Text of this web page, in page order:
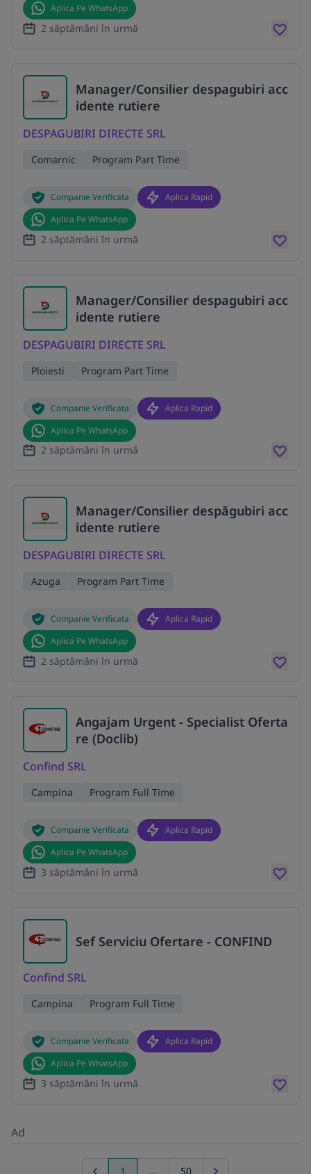
Aplica Pe WhatsApp
2 săptămâni în urmă
Manager/Consilier despagubiri acc
idente rutiere
DESPAGUBIRI DIRECTE SRL
Comarnic Program Part Time
Companie Verificata
Aplica Rapid
Aplica Pe WhatsApp
2 săptămâni în urmă
Manager/Consilier despagubiri acc
idente rutiere
DESPAGUBIRI DIRECTE SRL
Ploiesti Program Part Time
Companie Verificata
Aplica Rapid
Aplica Pe WhatsApp
2 săptămâni în urmă
Manager/Consilier despăgubiri acc
idente rutiere
DESPAGUBIRI DIRECTE SRL
Azuga Program Part Time
Companie Verificata
Aplica Rapid
Aplica Pe WhatsApp
2 săptămâni în urmă
Angajam Urgent - Specialist Oferta
re (Doclib)
Confind SRL
Campina Program Full Time
Companie Verificata
Aplica Rapid
Aplica Pe WhatsApp
3 săptămâni în urmă
Sef Serviciu Ofertare - CONFIND
Confind SRL
Campina Program Full Time
Companie Verificata
Aplica Rapid
Aplica Pe WhatsApp
3 săptămâni în urmă
Ad
1 ... 50